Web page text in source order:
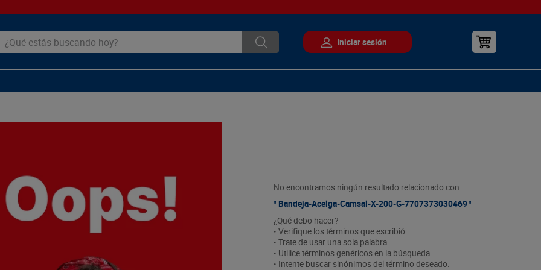
estás buscando hoy?
No encontramos ningún resultado relacionado con
Bandeja-Acelga-Camsal-X-200-G-7707373030469
¿Qué debo hacer?
• Verifique los términos que escribió.
• Trate de usar una sola palabra.
• Utilice términos genéricos en la búsqueda.
• Intente buscar sinónimos del término deseado.